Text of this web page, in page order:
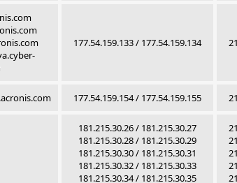
177.54.159.133 / 177.54.159.134
177.54.159.154 / 177.54.159.155
181.215.30.26 / 181.215.30.27
181.215.30.28 / 181.215.30.29
181.215.30.30 / 181.215.30.31
181.215.30.32 / 181.215.30.33
181.215.30.34 / 181.215.30.35